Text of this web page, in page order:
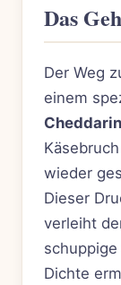
Das
Der Weg
einem
wieder
Dieser
verleiht
Dichte